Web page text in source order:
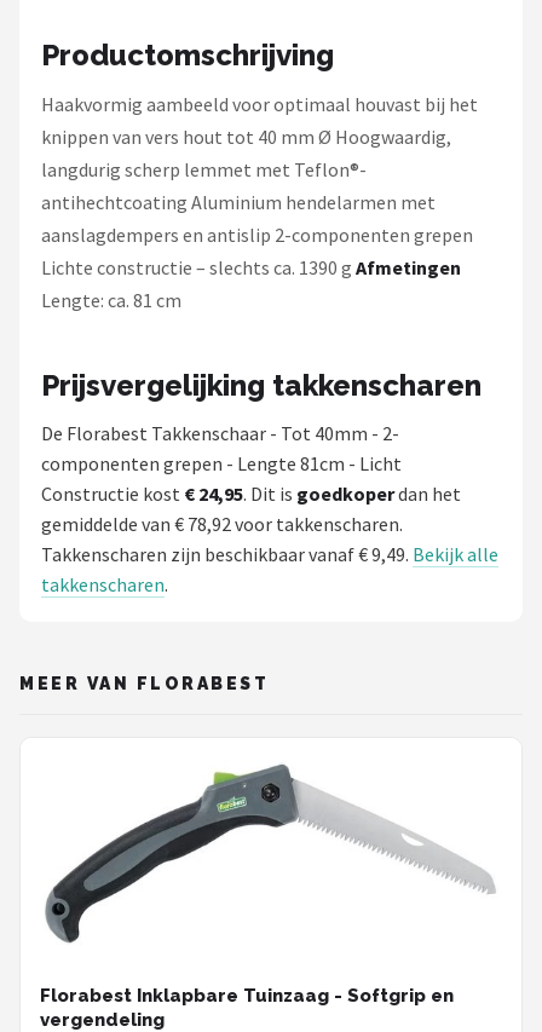
Makita
Synx Tools
Fiskars
Productomschrijving
Haakvormig aambeeld voor optimaal houvast bij het
knippen van vers hout tot 40 mm Ø Hoogwaardig,
langdurig scherp lemmet met Teflon®-
antihechtcoating Aluminium hendelarmen met
aanslagdempers en antislip 2-componenten grepen
Lichte constructie – slechts ca. 1390 g Afmetingen
Lengte: ca. 81 cm
Prijsvergelijking takkenscharen
De Florabest Takkenschaar - Tot 40mm - 2-
componenten grepen - Lengte 81cm - Licht
Constructie kost € 24,95. Dit is goedkoperdan het
gemiddelde van € 78,92 voor takkenscharen.
Takkenscharen zijn beschikbaar vanaf € 9,49. Bekijk alle
takkenscharen.
MEER VAN FLORABEST
Florabest Inklapbare Tuinzaag - Softgrip en
vergendeling